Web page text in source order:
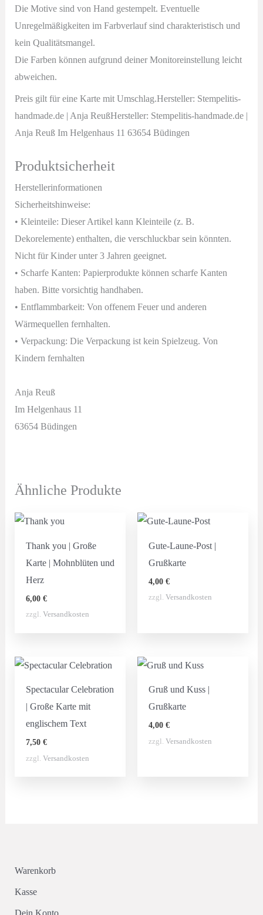
Die Motive sind von Hand gestempelt. Eventuelle
Unregelmäßigkeiten im Farbverlauf sind charakteristisch und
kein Qualitätsmangel.
Die Farben können aufgrund deiner Monitoreinstellung leicht
abweichen.
Preis gilt für eine Karte mit Umschlag.Hersteller: Stempelitis-
handmade.de | Anja ReußHersteller: Stempelitis-handmade.de |
Anja Reuß Im Helgenhaus 11 63654 Büdingen
Produktsicherheit
Herstellerinformationen
Sicherheitshinweise:
• Kleinteile: Dieser Artikel kann Kleinteile (z. B.
Dekorelemente) enthalten, die verschluckbar sein könnten.
Nicht für Kinder unter 3 Jahren geeignet.
• Scharfe Kanten: Papierprodukte können scharfe Kanten
haben. Bitte vorsichtig handhaben.
• Entflammbarkeit: Von offenem Feuer und anderen
Wärmequellen fernhalten.
• Verpackung: Die Verpackung ist kein Spielzeug. Von
Kindern fernhalten
Anja Reuß
Im Helgenhaus 11
63654 Büdingen
Ähnliche Produkte
Thank you | Große
Karte | Mohnblüten und
Herz
6,00 €
zzgl. Versandkosten
Gute-Laune-Post |
Grußkarte
4,00€
zzgl.Versandkosten
Spectacular Celebration
| Große Karte mit
englischem Text
7,50 €
zzgl. Versandkosten
Gruß und Kuss |
Grußkarte
4,00€
zzgl.Versandkosten
Warenkorb
Kasse
Dein Konto